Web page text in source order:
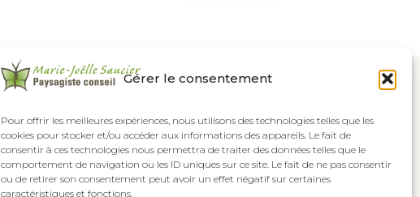
Gérer le consentement
Pour offrir les meilleures expériences, nous utilisons des technologies telles que les
cookies pour stocker et/ou accéder aux informations des appareils. Le fait de
consentir à ces technologies nous permettra de traiter des données telles que le
comportement de navigation ou les ID uniques sur ce site. Le fait de ne pas consentir
ou de retirer son consentement peut avoir un effet négatif sur certaines
caractéristiques et fonctions.